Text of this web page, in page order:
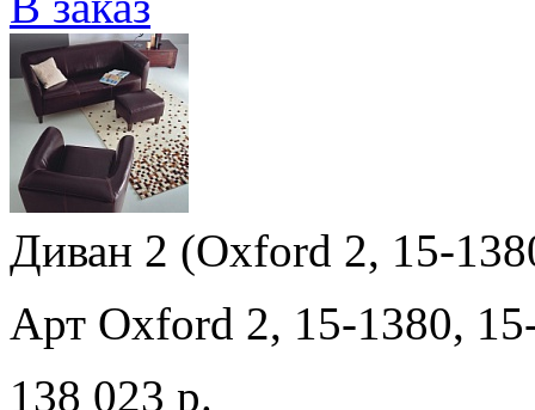
Диван 2 (Oxford 2, 15-
Арт Oxford 2, 15-1380,
138 023 р.